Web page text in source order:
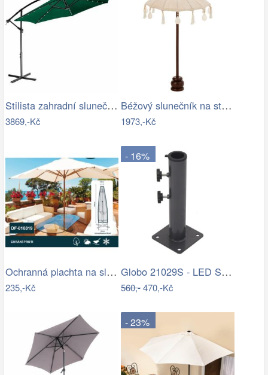
Stilista zahradní slunečník 350 cm…
3869,-Kč
Béžový slunečník na stůl s třásněmi a…
1973,-Kč
Ochranná plachta na slunečník 200-300 cm
235,-Kč
- 16%
Globo 21029S - LED Stm. nab. dot.…
560,-470,-Kč
- 23%